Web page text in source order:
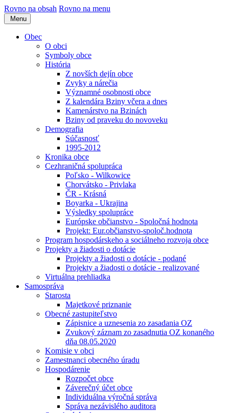
Rovno na obsah Rovno na menu
Menu
Obec
O obci
Symboly obce
História
Z novších dejín obce
Zvyky a nárečia
Významné osobnosti obce
Z kalendára Bziny včera a dnes
Kamenárstvo na Bzinách
Bziny od praveku do novoveku
Demografia
Súčasnosť
1995-2012
Kronika obce
Cezhraničná spolupráca
Poľsko - Wilkowice
Chorvátsko - Privlaka
ČR - Krásná
Boyarka - Ukrajina
Výsledky spolupráce
Európske občianstvo - Spoločná hodnota
Projekt: Eur.občianstvo-spoloč.hodnota
Program hospodárskeho a sociálneho rozvoja obce
Projekty a žiadosti o dotácie
Projekty a žiadosti o dotácie - podané
Projekty a žiadosti o dotácie - realizované
Virtuálna prehliadka
Samospráva
Starosta
Majetkové priznanie
Obecné zastupiteľstvo
Zápisnice a uznesenia zo zasadania OZ
Zvukový záznam zo zasadnutia OZ konaného
dňa 08.05.2020
Komisie v obci
Zamestnanci obecného úradu
Hospodárenie
Rozpočet obce
Záverečný účet obce
Individuálna výročná správa
Správa nezávislého auditora